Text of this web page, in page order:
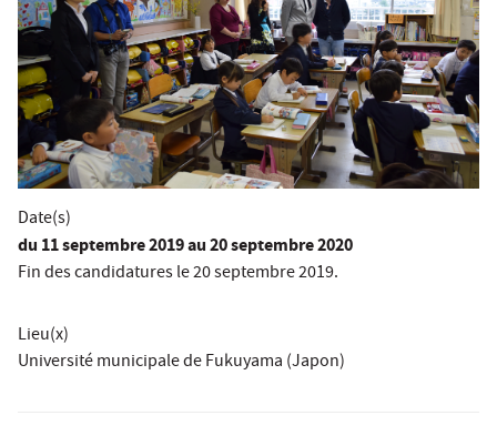
Date(s)
du 11 septembre 2019au 20 septembre 2020
Fin des candidatures le 20 septembre 2019.
Lieu(x)
Université municipale de Fukuyama (Japon)